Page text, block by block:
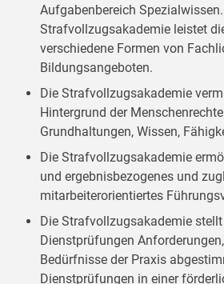
Aufgabenbereich
Strafvollzugsakademie leistet
verschiedene Formen von
Bildungsangeboten.
Die Strafvollzugsakademie
Hintergrund der
Grundhaltungen, Wissen,
Die Strafvollzugsakademie
und ergebnisbezogenes und
mitarbeiterorientiertes
Die Strafvollzugsakademie
Dienstprüfungen
Bedürfnisse der Praxis
Dienstprüfungen in einer